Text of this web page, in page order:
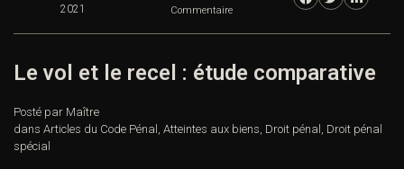
2021 Commentaire
Le vol et le recel : étude comparative
Posté par Maître
dans Articles du Code Pénal , Atteintes aux biens, Droit pénal , Droit pénal
spécial